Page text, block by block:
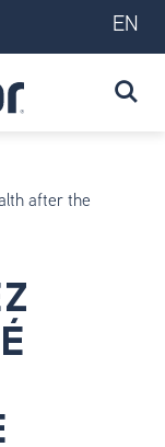
EN
after the